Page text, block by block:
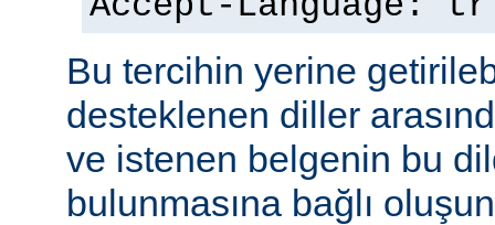
Bu tercihin yerine
desteklenen diller
ve istenen belgenin bu
bulunmasına bağlı